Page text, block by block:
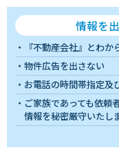
情報を
『不動産会社』とわ
物件広告を出さない
お電話の時間帯指定及
ご家族であっても依頼
情報を秘密厳守いたしま